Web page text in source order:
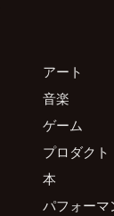
アート
音楽
ゲーム
プロダクト
本
パフォーマ